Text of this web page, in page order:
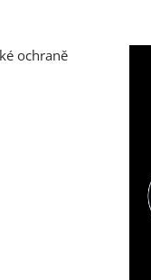
ochraně